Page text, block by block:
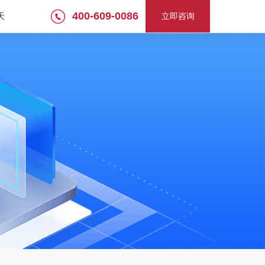
400-609-0086 立即咨询